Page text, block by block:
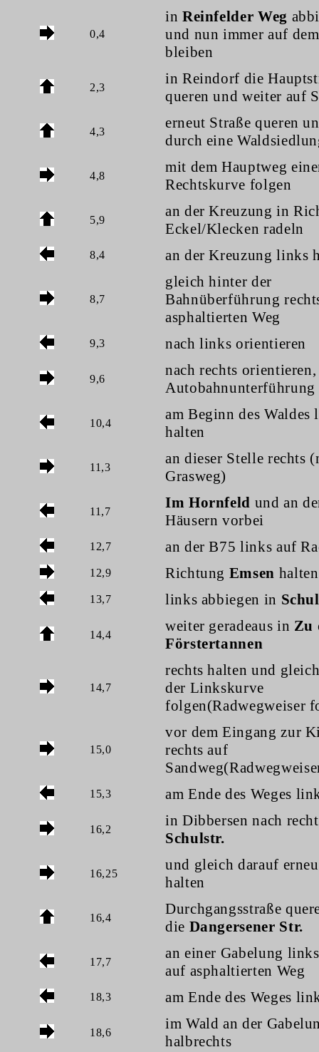
0,4
in Reinfelder Weg
und nun immer auf
bleiben
2,3
in Reindorf die
queren und weiter auf
4,3
erneut Straße queren
durch eine
4,8
mit dem Hauptweg
Rechtskurve folgen
5,9
an der Kreuzung in
Eckel/Klecken radeln
8,4 an der Kreuzung links
8,7
gleich hinter der
Bahnüberführung
asphaltierten Weg
9,3 nach links orientieren
9,6
nach rechts
Autobahnunterführung
10,4
am Beginn des Waldes
halten
11,3
an dieser Stelle rechts
Grasweg)
11,7
Im Hornfeld und an
Häusern vorbei
12,7 an der B75 links auf
12,9 Richtung Emsen halten
13,7 links abbiegen in
14,4
weiter geradeaus in Zu
Förstertannen
14,7
rechts halten und
der Linkskurve
folgen(Radwegweiser
15,0
vor dem Eingang zur
rechts auf
15,3 am Ende des Weges
16,2
in Dibbersen nach
Schulstr.
16,25
und gleich darauf
halten
16,4
Durchgangsstraße
die Dangersener Str.
17,7
an einer Gabelung
auf asphaltierten Weg
18,3 am Ende des Weges
18,6
im Wald an der
halbrechts